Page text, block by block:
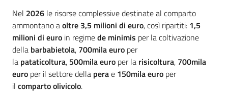
Nel 2026 le risorse complessive destinate al comparto
ammontano aoltre 3,5 milioni di euro, così ripartiti: 1,5
milioni di euro in regimede minimis per la coltivazione
della barbabietola, 700mila euro per
la pataticoltura, 500mila euro per la risicoltura, 700mila
euro per il settore della perae 150mila euro per
il comparto olivicolo.